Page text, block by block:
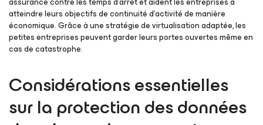
atteindre leurs objectifs de continuité d’activité de manière
économique. Grâce à une stratégie de virtualisation adaptée, les
petites entreprises peuvent garder leurs portes ouvertes même en
cas de catastrophe.
Considérations essentielles
sur la protection des données